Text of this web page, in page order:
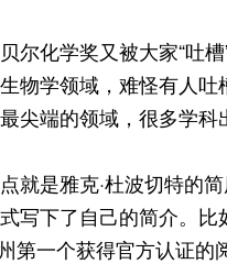
尔化学奖又被大家“吐
物学领域，难怪有人
尖端的领域，很多学科
就是雅克·杜波切特的
写下了自己的简介。
第一个获得官方认证的